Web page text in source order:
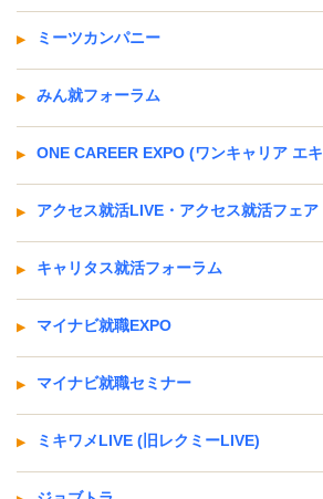
ミーツカンパニー
みん就フォーラム
ONE CAREER EXPO (ワンキャリア エ
アクセス就活LIVE・アクセス就活フェア
キャリタス就活フォーラム
マイナビ就職EXPO
マイナビ就職セミナー
ミキワメLIVE (旧レクミーLIVE)